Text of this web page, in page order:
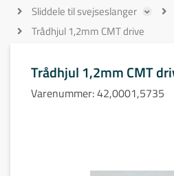
Sliddele til svejseslanger
Trådhjul 1,2mm CMT drive
Trådhjul 1,2mm CMT
Varenummer:42,0001,5735